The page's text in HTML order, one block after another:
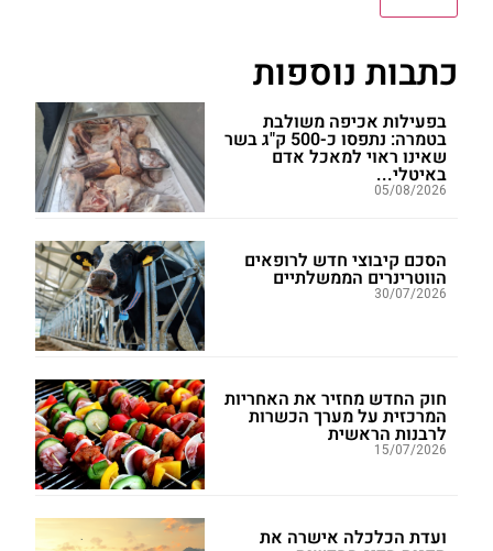
כתבות נוספות
בפעילות אכיפה משולבת
בטמרה: נתפסו כ-500 ק"ג בשר
שאינו ראוי למאכל אדם
באיטלי...
05/08/2026
הסכם קיבוצי חדש לרופאים
הווטרינרים הממשלתיים
30/07/2026
חוק החדש מחזיר את האחריות
המרכזית על מערך הכשרות
לרבנות הראשית
15/07/2026
ועדת הכלכלה אישרה את